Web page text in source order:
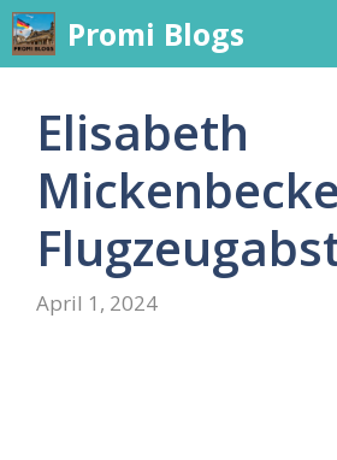
Skip
to
content
Promi Blogs
Elisabeth
April 1, 2024